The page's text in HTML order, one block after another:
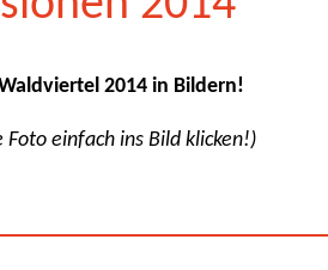
2014 in Bildern!
Foto einfach ins Bild klicken!)